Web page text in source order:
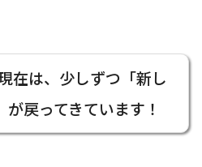
在は、少しずつ「新し
が戻ってきています！